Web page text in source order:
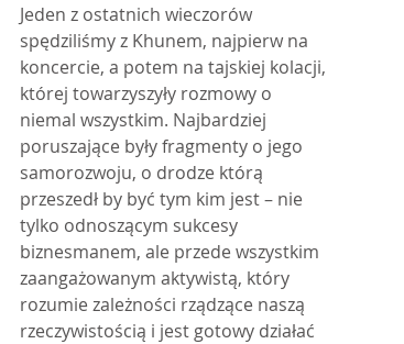
Jeden z ostatnich wieczorów
spędziliśmy z Khunem, najpierw na
koncercie, a potem na tajskiej kolacji,
której towarzyszyły rozmowy o
niemal wszystkim. Najbardziej
poruszające były fragmenty o jego
samorozwoju, o drodze którą
przeszedł by być tym kim jest – nie
tylko odnoszącym sukcesy
biznesmanem, ale przede wszystkim
zaangażowanym aktywistą, który
rozumie zależności rządzące naszą
rzeczywistością i jest gotowy działać